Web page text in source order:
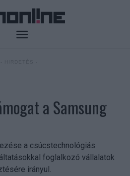
a Samsung
a csúcstechnológiás
foglalkozó vállalatok
irányul.